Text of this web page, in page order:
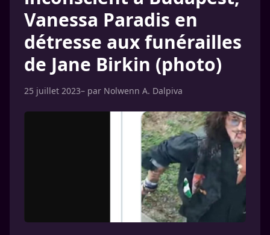
Vanessa Paradis en
détresse aux funérailles
de Jane Birkin (photo)
25 juillet 2023– par Nolwenn A. Dalpiva